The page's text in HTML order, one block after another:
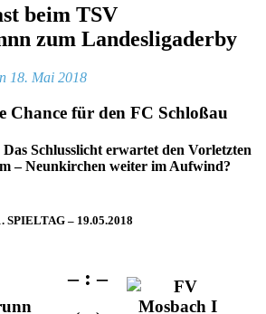
beim TSV
zum Landesligaderby
18. Mai 2018
Chance für den FC Schloßau
Schlusslicht erwartet den Vorletzten
– Neunkirchen weiter im Aufwind?
SPIELTAG – 19.05.2018
– : –